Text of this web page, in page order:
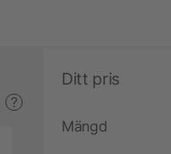
?
Ditt pris
Mängd